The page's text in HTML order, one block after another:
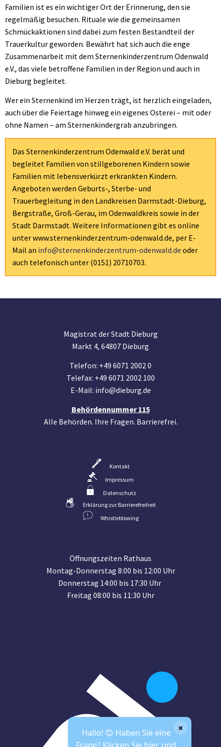
Familien ist es ein wichtiger Ort der Erinnerung, den sie
regelmäßig besuchen. Rituale wie die gemeinsamen
Schmückaktionen sind dabei zum festen Bestandteil der
Trauerkultur geworden. Bewährt hat sich auch die enge
Zusammenarbeit mit dem Sternenkinderzentrum Odenwald
e.V., das viele betroffene Familien in der Region und auch in
Dieburg begleitet.
Wer ein Sternenkind im Herzen trägt, ist herzlich eingeladen,
auch über die Feiertage hinweg ein eigenes Osterei – mit oder
ohne Namen – am Sternenkindergrab anzubringen.
Das Sternenkinderzentrum Odenwald e.V. berät und
begleitet Familien von stillgeborenen Kindern sowie
Familien mit lebensverkürzt erkrankten Kindern.
Angeboten werden Geburts-, Sterbe- und
Trauerbegleitung in den Landkreisen Darmstadt-Dieburg,
Bergstraße, Groß-Gerau, im Odenwaldkreis sowie in der
Stadt Darmstadt. Weitere Informationen gibt es online
unter www.sternenkinderzentrum-odenwald.de, per E-
Mail an info@sternenkinderzentrum-odenwald.de oder
auch telefonisch unter (0151) 20710703.
Magistrat der Stadt Dieburg
Markt 4, 64807 Dieburg
Telefon: +49 6071 2002 0
Telefax: +49 6071 2002 100
E-Mail: info@dieburg.de
Behördennummer 115
Alle Behörden. Ihre Fragen. Barrierefrei.
Kontakt
Impressum
Datenschutz
Erklärung zur Barrierefreiheit
Whistleblowing
Öffnungszeiten Rathaus
Montag-Donnerstag 8:00 bis 12:00 Uhr
Donnerstag 14:00 bis 17:30 Uhr
Freitag 08:00 bis 11:30 Uhr
Hallo! 😊 Haben Sie eine
×